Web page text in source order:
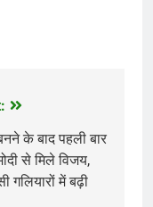
के बाद पहली बार
से मिले विजय,
गलियारों में बढ़ी